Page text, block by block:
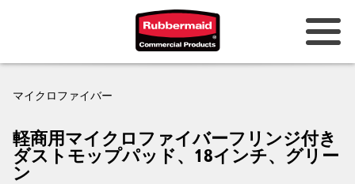
中国（CN）
マイクロファイバー
軽商用マイクロファイバーフリンジ付き
ダストモップパッド、18インチ、グリー
ン